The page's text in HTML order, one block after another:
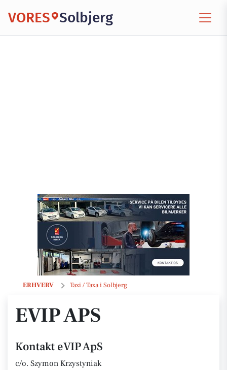
VORES Solbjerg
ERHVERV Taxi / Taxa i Solbjerg
eVIP ApS
EVIP APS
Kontakt eVIP ApS
c/o. Szymon Krzystyniak